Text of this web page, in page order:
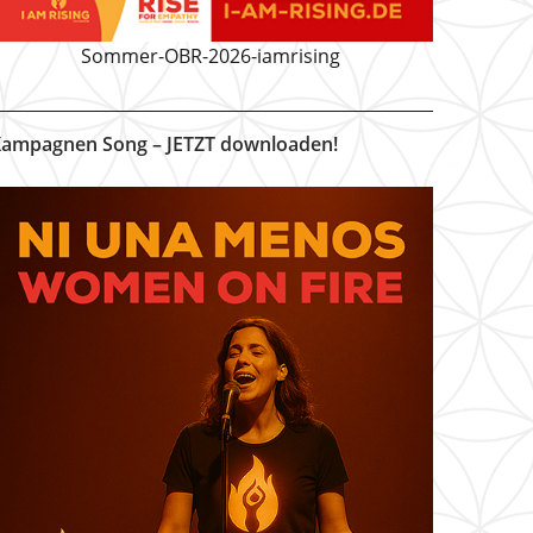
Sommer-OBR-2026-iamrising
Song – JETZT downloaden!